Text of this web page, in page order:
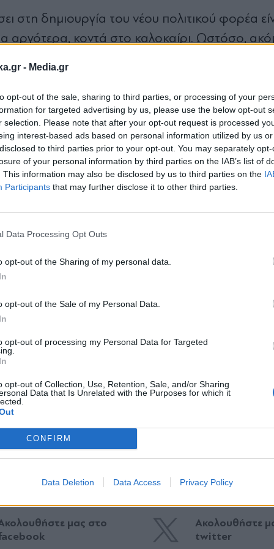
- Media.gr
opt-out of the sale, sharing to third parties, or processing of your
for targeted advertising by us, please use the below opt-out
selection. Please note that after your opt-out request is processed
interest-based ads based on personal information utilized by us
to third parties prior to your opt-out. You may separately
of your personal information by third parties on the IAB’s list of
This information may also be disclosed by us to third parties on the
Participants that may further disclose it to other third parties.
Data Processing Opt Outs
opt-out of the Sharing of my personal data.
opt-out of the Sale of my Personal Data.
opt-out of processing my Personal Data for Targeted
opt-out of Collection, Use, Retention, Sale, and/or Sharing
Data that Is Unrelated with the Purposes for which it
CONFIRM
Data Deletion Data Access Privacy Policy
δημιουργία του νέου πολιτικού φορέα
αργότερα, κοντά στο καλοκαίρι. Ωστόσο,
δεν ξέρει πότε τελικά ο πρωθυπουργός θα
Τσίπρας θα προχωρήσει τον σχεδιασμό του
τα πράγματα, με τη λογική ότι κάλπες
και ο προγραμματισμός του Αλέξη
να παρακολουθούν τη Μαρία Καρυστιανού, η
μεγάλο κομμάτι του αριστερού ακροατηρίου.
ότι με τις θέσεις και τις απόψεις που
Τεμπών περισσότερο πρέπει να ανησυχεί
να κάνει βασικό πολιτικό του αντίπαλο τη
Άλλωστε, από τη Θεσσαλονίκη της είχε
το χειρότερο μνημόνιο, λέγοντας: «Φέραμε,
μνημόνιο… Χρεοκόπησε η χώρα το
χώρα το 2009… Η μνήμη του χρυσόψαρου, λες
και την Ιθάκη». Στην πραγματικότητα,
Μαρίας Καρυστιανού στα θέματα που αφορούν
#Ελένη Καλογεροπούλου
μας στο
Ακολουθήστε
twitter
newsletter
Αποδέχομαι τουςόρους χρήσης